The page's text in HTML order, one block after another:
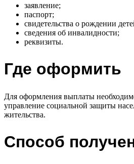
заявление;
паспорт;
свидетельства о рождении
сведения об инвалидности;
реквизиты.
Где оформить
Для оформления выплаты
управление социальной защиты
жительства.
Способ